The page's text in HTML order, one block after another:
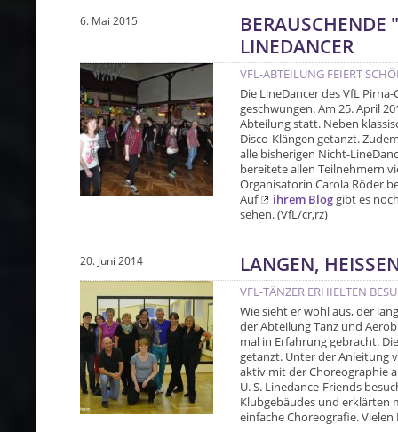
BERAUSCHENDE
LINEDANCER
6. Mai 2015
VFL-ABTEILUNG FEIERT
Die LineDancer des VfL
geschwungen. Am 25. April
Abteilung statt. Neben
Disco-Klängen getanzt.
alle bisherigen Nicht-
bereitete allen Teilnehmern
Organisatorin Carola Röder
Auf
ihrem Blog gibt es
sehen. (VfL/cr,rz)
LANGEN,
20. Juni 2014
VFL-TÄNZER ERHIELTEN
Wie sieht er wohl aus, der
der Abteilung Tanz und
mal in Erfahrung gebracht.
getanzt. Unter der Anleitung
aktiv mit der Choreographie
U. S. Linedance-Friends
Klubgebäudes und erklärten
einfache Choreografie.